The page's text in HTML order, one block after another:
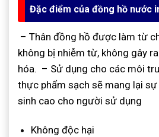
Đặc điểm của đồng hồ nước
– Thân đồng hồ được làm từ
không bị nhiễm từ, không gây
hóa. – Sử dụng cho các môi
thực phẩm sạch sẽ mang lại
sinh cao cho người sử dụng
Không độc hại